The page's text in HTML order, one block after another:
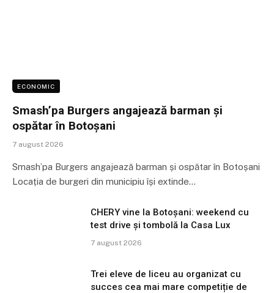
ECONOMIC
Smash’pa Burgers angajează barman și
ospătar în Botoșani
7 august 2026
Smash’pa Burgers angajează barman și ospătar în Botoșani
Locația de burgeri din municipiu își extinde…
CHERY vine la Botoșani: weekend cu
test drive și tombolă la Casa Lux
7 august 2026
Trei eleve de liceu au organizat cu
succes cea mai mare competiție de